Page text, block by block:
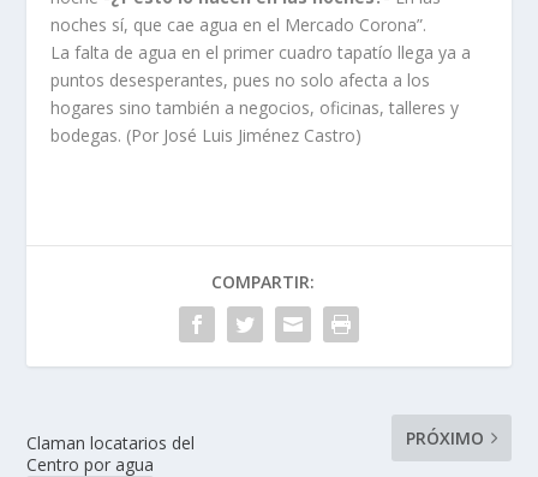
noches sí, que cae agua en el Mercado Corona”.
La falta de agua en el primer cuadro tapatío llega ya a
puntos desesperantes, pues no solo afecta a los
hogares sino también a negocios, oficinas, talleres y
bodegas. (Por José Luis Jiménez Castro)
COMPARTIR:
Claman locatarios del
Centro por agua
PRÓXIMO